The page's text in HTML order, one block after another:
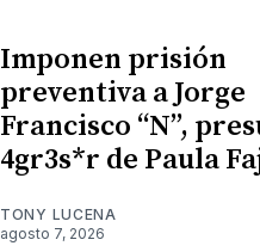
Imponen prisión
preventiva a Jorge
Francisco “N”,
4gr3s*r de Paula
TONY LUCENA
agosto 7, 2026